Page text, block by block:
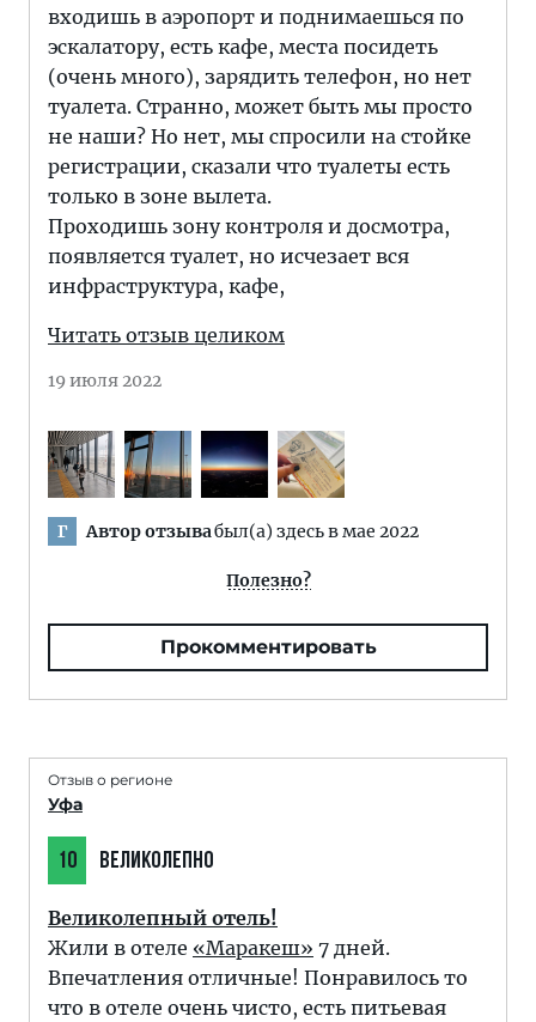
входишь в аэропорт и поднимаешься по
эскалатору, есть кафе, места посидеть
(очень много), зарядить телефон, но нет
туалета. Странно, может быть мы просто
не наши? Но нет, мы спросили на стойке
регистрации, сказали что туалеты есть
только в зоне вылета.
Проходишь зону контроля и досмотра,
появляется туалет, но исчезает вся
инфраструктура, кафе,
Читать отзыв целиком
19 июля 2022
Г Автор отзывабыл(а) здесь в мае 2022
Полезно?
Прокомментировать
Отзыв о регионе
Уфа
10 ВЕЛИКОЛЕПНО
Великолепный отель!
Жили в отеле «Маракеш» 7 дней.
Впечатления отличные! Понравилось то
что в отеле очень чисто, есть питьевая